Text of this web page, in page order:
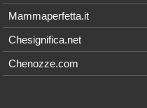
Mammaperfetta.it
Chesignifica.net
Chenozze.com